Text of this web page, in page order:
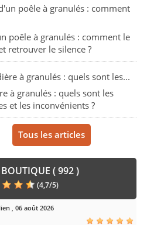
au panier Ajouter au
poêle à granulés : comment le
retrouver le silence ?
à granulés : quels sont les
et les inconvénients ?
Tous les articles
( 992 )
(4,7/5)
, 06 août 2026